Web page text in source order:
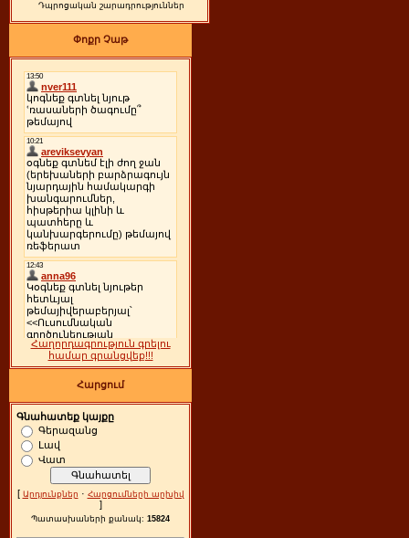
Դպրոցական շարադրություններ
Փոքր Չաթ
Հաղորդագրություն գրելու
համար գրանցվեք!!!
Հարցում
Գնահատեք կայքը
Գերազանց
Լավ
Վատ
[ Արդյունքներ · Հարցումների արխիվ
]
Պատասխաների քանակ: 15824